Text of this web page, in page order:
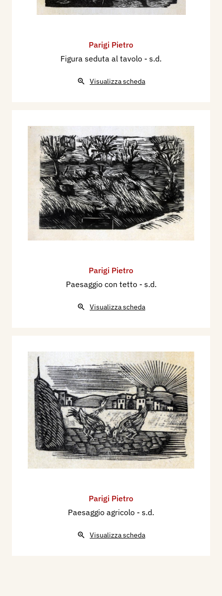
Parigi Pietro
Figura seduta al tavolo - s.d.
Visualizza scheda
Parigi Pietro
Paesaggio con tetto - s.d.
Visualizza scheda
Parigi Pietro
Paesaggio agricolo - s.d.
Visualizza scheda